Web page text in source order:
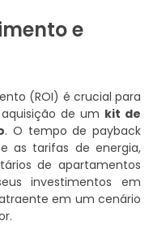
e
(ROI) é crucial para
de um kit de
. O tempo de payback
as tarifas de energia,
de apartamentos
investimentos em
em um cenário